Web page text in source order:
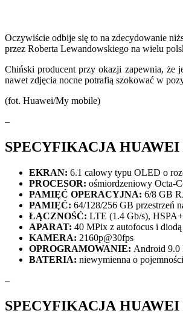
Oczywiście odbije się to na zdecydowanie
przez Roberta Lewandowskiego na wielu
Chiński producent przy okazji zapewnia, że
nawet zdjęcia nocne potrafią szokować w
(fot. Huawei/My mobile)
–
SPECYFIKACJA HUAWEI
EKRAN: 6.1 calowy typu OLED o
PROCESOR: ośmiordzeniowy Octa-
PAMIĘĆ OPERACYJNA: 6/8 GB
PAMIĘĆ: 64/128/256 GB przestrzeń
ŁĄCZNOŚĆ: LTE (1.4 Gb/s),
APARAT: 40 MPix z autofocus i
KAMERA: 2160p@30fps
OPROGRAMOWANIE: Android 9.0
BATERIA: niewymienna o
–
SPECYFIKACJA HUAWEI